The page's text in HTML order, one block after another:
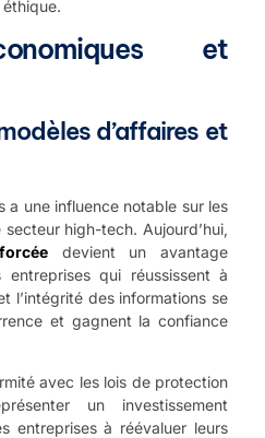
et
d’affaires et
a une influence notable sur les
secteur high-tech. Aujourd’hui,
devient un avantage
entreprises qui réussissent à
l’intégrité des informations se
et gagnent la confiance
avec les lois de protection
un investissement
entreprises à réévaluer leurs